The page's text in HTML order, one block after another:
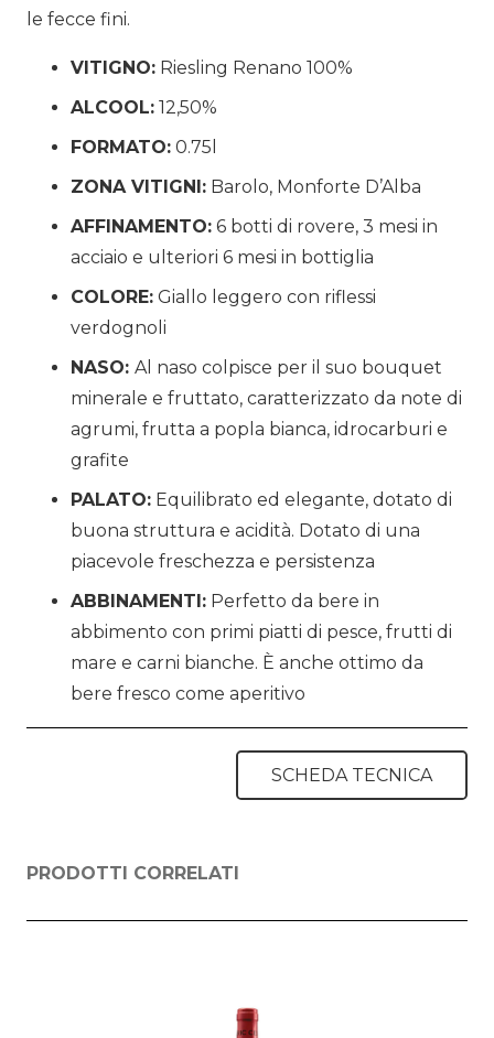
le fecce fini.
VITIGNO: Riesling Renano 100%
ALCOOL: 12,50%
FORMATO: 0.75l
ZONA VITIGNI: Barolo, Monforte D’Alba
AFFINAMENTO: 6 botti di rovere, 3 mesi in
acciaio e ulteriori 6 mesi in bottiglia
COLORE: Giallo leggero con riflessi
verdognoli
NASO: Al naso colpisce per il suo bouquet
minerale e fruttato, caratterizzato da note di
agrumi, frutta a popla bianca, idrocarburi e
grafite
PALATO: Equilibrato ed elegante, dotato di
buona struttura e acidità. Dotato di una
piacevole freschezza e persistenza
ABBINAMENTI: Perfetto da bere in
abbimento con primi piatti di pesce, frutti di
mare e carni bianche. È anche ottimo da
bere fresco come aperitivo
SCHEDA TECNICA
PRODOTTI CORRELATI